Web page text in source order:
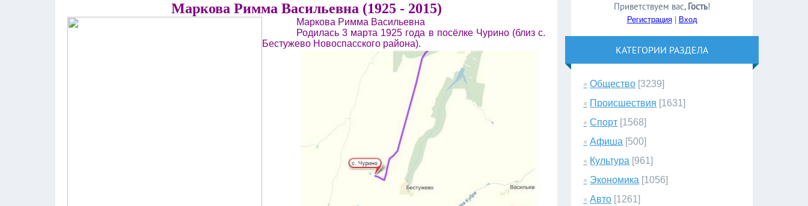
Маркова Римма Васильевна (1925 - 2015)
Маркова Римма Васильевна
Родилась 3 марта 1925 года в посёлке Чурино (близ с.
Бестужево Новоспасского района).
Приветствуем вас, Гость!
Регистрация| Вход
КАТЕГОРИИ РАЗДЕЛА
Общество [3239]
Происшествия [1631]
Спорт [1568]
Афиша [500]
Культура [961]
Экономика [1056]
Авто [1261]